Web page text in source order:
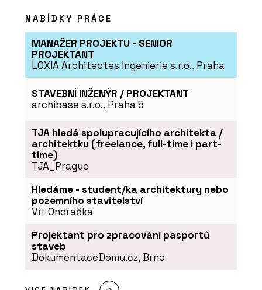
NABÍDKY PRÁCE
MANAŽER PROJEKTU - SENIOR
PROJEKTANT
LOXIA Architectes Ingenierie s.r.o., Praha
STAVEBNÍ INŽENÝR / PROJEKTANT
archibase s.r.o., Praha 5
TJA hledá spolupracujícího architekta /
architektku (freelance, full-time i part-
time)
TJA_Prague
Hledáme - student/ka architektury nebo
pozemního stavitelství
Vít Ondračka
Projektant pro zpracování pasportů
staveb
DokumentaceDomu.cz, Brno